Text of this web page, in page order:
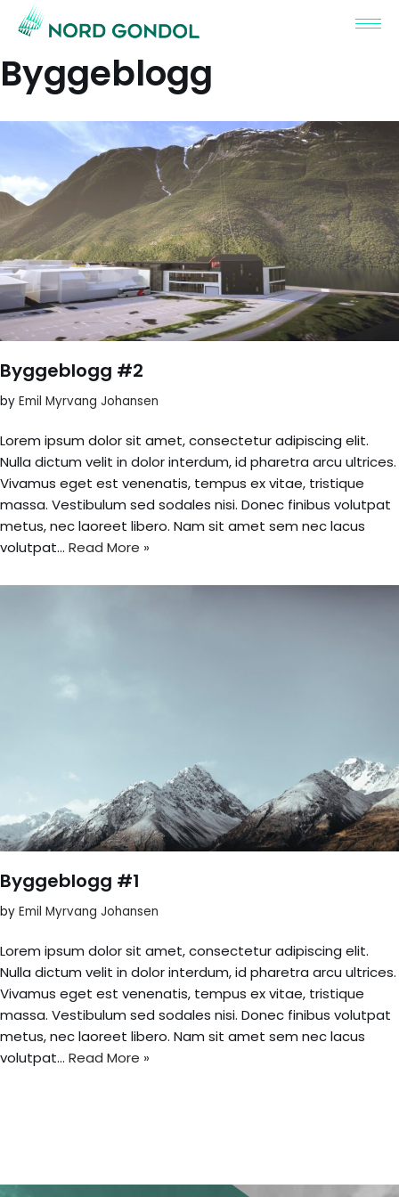
to
content
Byggeblogg
Byggeblogg #2
by Emil Myrvang Johansen
Lorem ipsum dolor sit amet, consectetur adipiscing elit.
Nulla dictum velit in dolor interdum, id pharetra arcu ultrices.
Vivamus eget est venenatis, tempus ex vitae, tristique
massa. Vestibulum sed sodales nisi. Donec finibus volutpat
metus, nec laoreet libero. Nam sit amet sem nec lacus
volutpat… Read More »
Byggeblogg #1
by Emil Myrvang Johansen
Lorem ipsum dolor sit amet, consectetur adipiscing elit.
Nulla dictum velit in dolor interdum, id pharetra arcu ultrices.
Vivamus eget est venenatis, tempus ex vitae, tristique
massa. Vestibulum sed sodales nisi. Donec finibus volutpat
metus, nec laoreet libero. Nam sit amet sem nec lacus
volutpat… Read More »